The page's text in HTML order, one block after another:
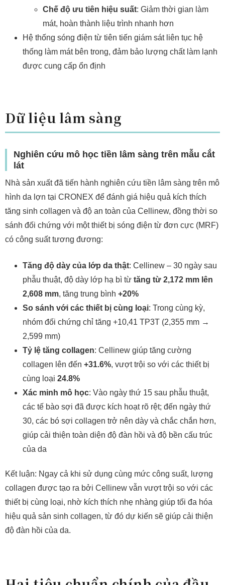
Chế độ ưu tiên hiệu suất: Giảm thời gian làm
mát, hoàn thành liệu trình nhanh hơn
Hệ thống sóng điện từ tiên tiến giám sát liên tục hệ
thống làm mát bên trong, đảm bảo lượng chất làm lạnh
được cung cấp ổn định
Dữ liệu lâm sàng
Nghiên cứu mô học tiền lâm sàng trên mẫu cắt
lát
Nhà sản xuất đã tiến hành nghiên cứu tiền lâm sàng trên mô
hình da lợn tại CRONEX để đánh giá hiệu quả kích thích
tăng sinh collagen và độ an toàn của Cellinew, đồng thời so
sánh đối chứng với một thiết bị sóng điện từ đơn cực (MRF)
có công suất tương đương:
Tăng độ dày của lớp da thật: Cellinew – 30 ngày sau
phẫu thuật, độ dày lớp hạ bì từ tăng từ 2,172 mm lên
2,608 mm, tăng trung bình +20%
So sánh với các thiết bị cùng loại: Trong cùng kỳ,
nhóm đối chứng chỉ tăng +10,41 TP3T (2,355 mm →
2,599 mm)
Tỷ lệ tăng collagen: Cellinew giúp tăng cường
collagen lên đến +31.6%, vượt trội so với các thiết bị
cùng loại 24.8%
Xác minh mô học: Vào ngày thứ 15 sau phẫu thuật,
các tế bào sợi đã được kích hoạt rõ rệt; đến ngày thứ
30, các bó sợi collagen trở nên dày và chắc chắn hơn,
giúp cải thiện toàn diện độ đàn hồi và độ bền cấu trúc
của da
Kết luận: Ngay cả khi sử dụng cùng mức công suất, lượng
collagen được tạo ra bởi Cellinew vẫn vượt trội so với các
thiết bị cùng loại, nhờ kích thích nhẹ nhàng giúp tối đa hóa
hiệu quả sản sinh collagen, từ đó dự kiến sẽ giúp cải thiện
độ đàn hồi của da.